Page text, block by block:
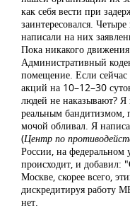
как себя вести при
заинтересовался.
написали на них
Пока никакого
Административный
помещение. Если
акций на 10–12–30
людей не наказывают? Я
реальным бандитизмом,
мочой обливал. Я
(Центр по
России, на федеральном
происходит, и добавил:
Москве, скорее всего,
дискредитируя работу
нет.